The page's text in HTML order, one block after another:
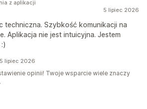
5 lipiec 2026
techniczna. Szybkość komunikacji na
Aplikacja nie jest intuicyjna. Jestem
z aplikacji
lipiec 2026
opinii! Twoje wsparcie wiele znaczy